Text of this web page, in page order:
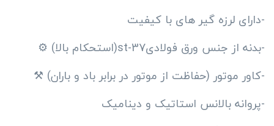
-دارای لرزه گیر های با کیفیت
-بدنه از جنس ورق فولادیst-37(استحکام بالا) ⚙️
-کاور موتور (حفاظت از موتور در برابر باد و باران) ⚒️
-پروانه بالانس استاتیک و دینامیک